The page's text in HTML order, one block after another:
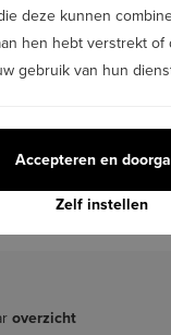
vandaag nog steeds
de renovatieplicht
er niets verandert.
overzicht
deze kunnen
hen hebt verstrekt of
gebruik van hun
Zelf instellen
Accepteren en